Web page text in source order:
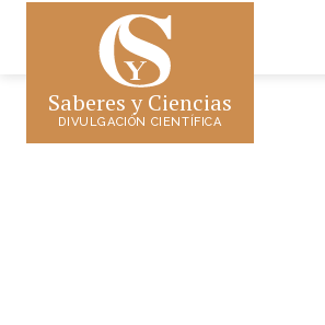
Saberes y Ciencias
DIVULGACIÓN CIENTÍFICA